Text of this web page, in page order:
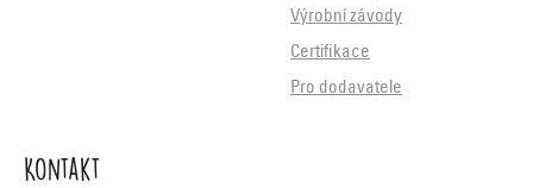
Výrobní závody
Certifikace
Pro dodavatele
Kontakt